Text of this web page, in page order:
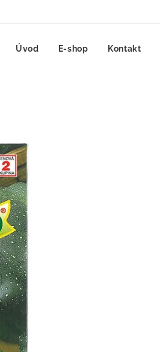
Úvod E-shop Kontakt